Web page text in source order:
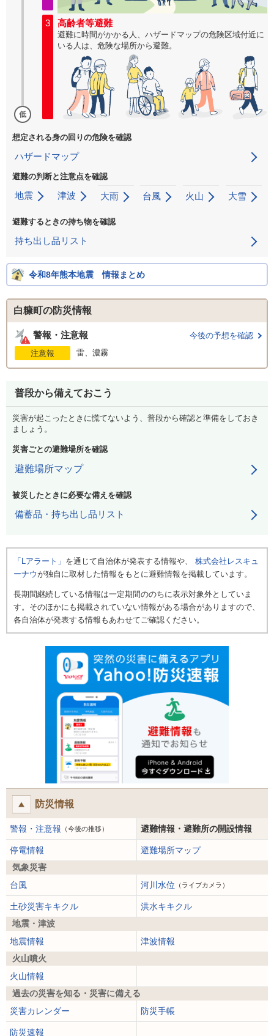
低
3 高齢者等避難
避難に時間がかかる人、ハザードマップの危険区域付近に
いる人は、危険な場所から避難。
想定される身の回りの危険を確認
ハザードマップ
避難の判断と注意点を確認
地震 津波 大雨 台風 火山 大雪
避難するときの持ち物を確認
持ち出し品リスト
令和8年熊本地震 情報まとめ
白糠町の防災情報
警報・注意報
今後の予想を確認
注意報
雷、濃霧
普段から備えておこう
災害が起こったときに慌てないよう、普段から確認と準備をしておき
ましょう。
災害ごとの避難場所を確認
避難場所マップ
被災したときに必要な備えを確認
備蓄品・持ち出し品リスト
「Lアラート」 を通じて自治体が発表する情報や、 株式会社レスキュ
ーナウが独自に取材した情報をもとに避難情報を掲載しています。
長期間継続している情報は一定期間ののちに表示対象外としていま
す。そのほかにも掲載されていない情報がある場合がありますので、
各自治体が発表する情報もあわせてご確認ください。
防災情報
警報・注意報 （今後の推移） 避難情報・避難所の開設情報
停電情報
避難場所マップ
気象災害
台風
河川水位 （ライブカメラ）
土砂災害キキクル
洪水キキクル
地震・津波
地震情報
津波情報
火山噴火
火山情報
過去の災害を知る・災害に備える
災害カレンダー
防災手帳
防災速報